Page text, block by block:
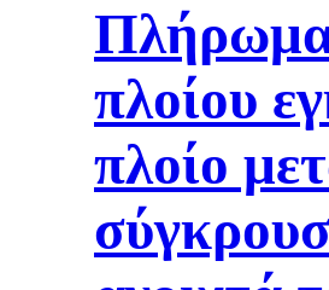
Πλήρωμα
πλοίου
πλοίο